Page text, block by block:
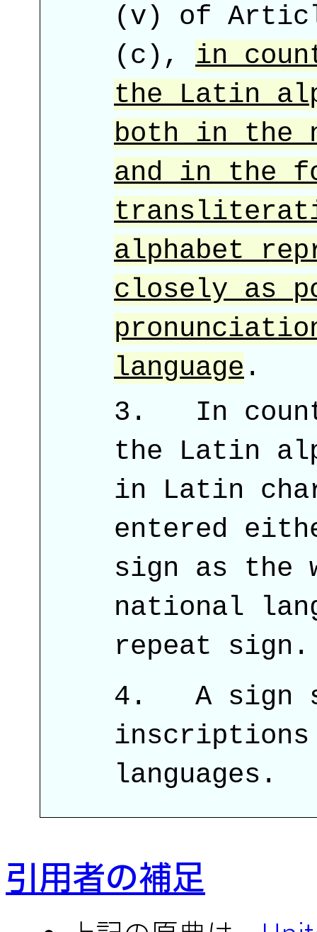
(v) of
(c), in
the Latin
both in the
and in the
alphabet
closely as
language .
In
the Latin
in Latin
entered
sign as the
national
repeat sign.
A sign
inscriptions
languages.
引用者の補足